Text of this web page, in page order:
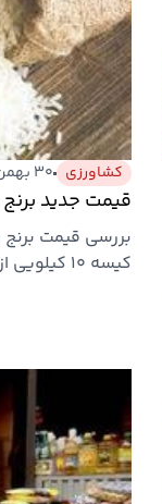
کشاورزی ۳۰ بهمن ۱۴۰۴
قیمت جدید
بررسی قیمت
کیسه ۱۰